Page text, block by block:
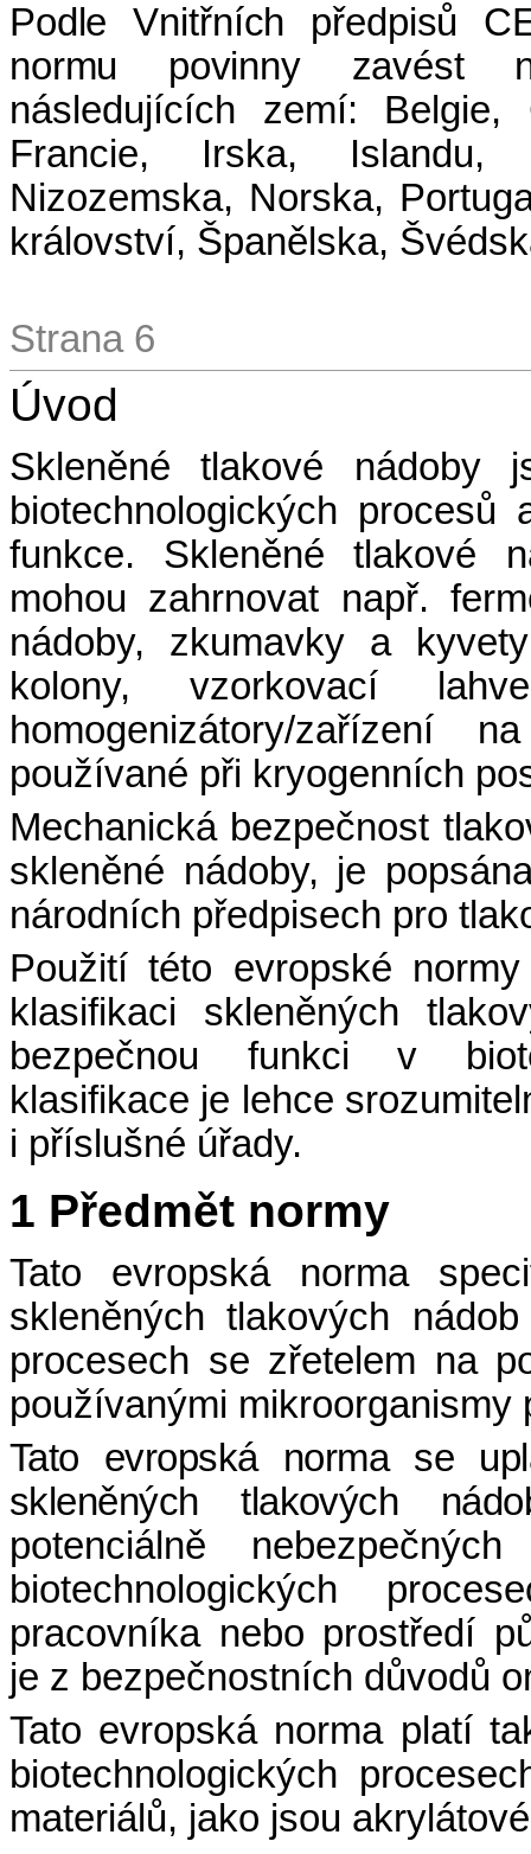
Podle Vnitřních předpisů
normu povinny zavést
následujících zemí: Belgie,
Francie, Irska, Islandu,
Nizozemska, Norska,
království, Španělska,
Strana 6
Úvod
Skleněné tlakové nádoby
biotechnologických
funkce. Skleněné tlakové
mohou zahrnovat např.
nádoby, zkumavky a
kolony, vzorkovací
homogenizátory/zařízení
používané při kryogenních
Mechanická bezpečnost
skleněné nádoby, je
národních předpisech pro
Použití této evropské
klasifikaci skleněných
bezpečnou funkci v
klasifikace je lehce
i příslušné úřady.
1 Předmět normy
Tato evropská norma
skleněných tlakových
procesech se zřetelem na
používanými
Tato evropská norma se
skleněných tlakových
potenciálně
biotechnologických
pracovníka nebo prostředí
je z bezpečnostních důvodů
Tato evropská norma platí
biotechnologických
materiálů, jako jsou